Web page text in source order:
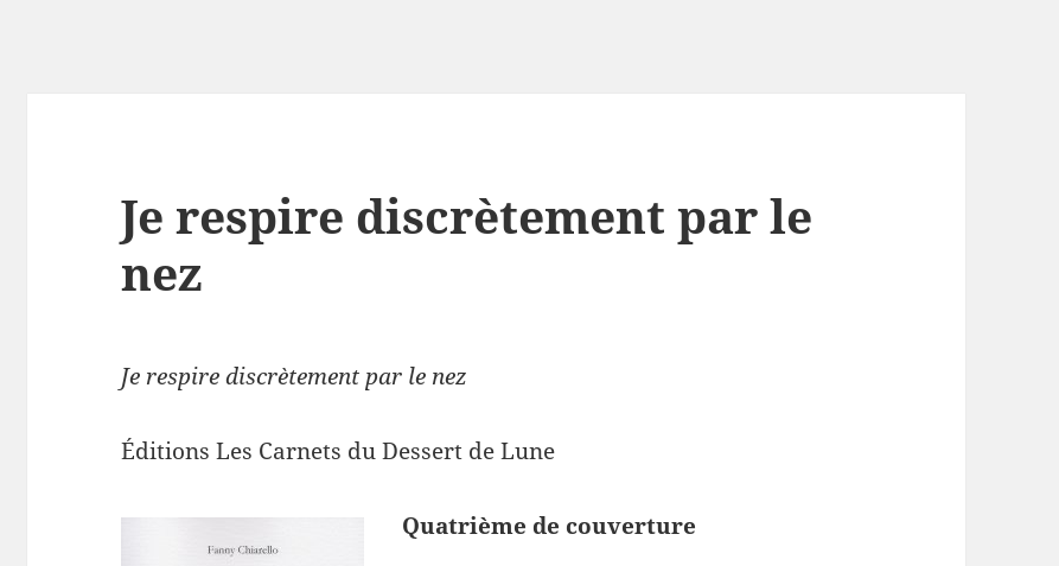
Je respire discrètement par le
nez
Je respire discrètement par le nez
Éditions Les Carnets du Dessert de Lune
Quatrième de couverture